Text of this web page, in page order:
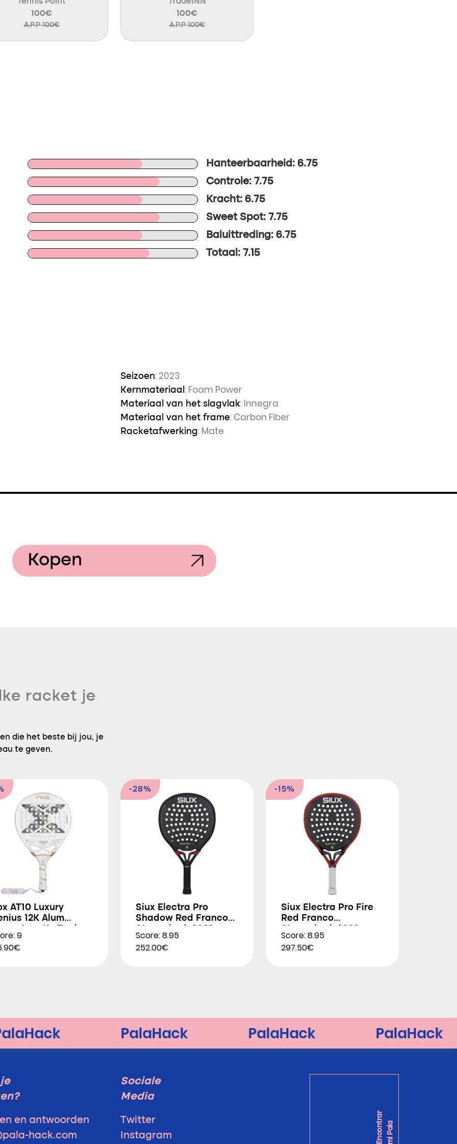
100€
A.P.P 100€
100€
A.P.P 100€
Hanteerbaarheid: 6.75
Controle: 7.75
Kracht: 6.75
Sweet Spot: 7.75
Baluittreding: 6.75
Totaal: 7.15
Seizoen: 2023
Kernmateriaal : Foam Power
Materiaal van het slagvlak: Innegra
Materiaal van het frame: Carbon Fiber
Racketafwerking: Mate
Kopen
racket je
die het beste bij jou, je
te geven.
AT10 Luxury
12K Alum
9
-28%
Siux Electra Pro
Shadow Red Franco
Score: 8.95
252.00€
-15%
Siux Electra Pro Fire
Red Franco
Score: 8.95
297.50€
en antwoorden
hack.com
Sociale
Media
Twitter
Instagram